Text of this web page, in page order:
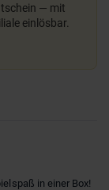
— mit
einlösbar.
in einer Box!